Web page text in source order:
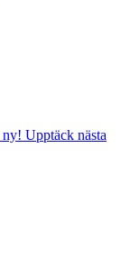
ny! Upptäck nästa